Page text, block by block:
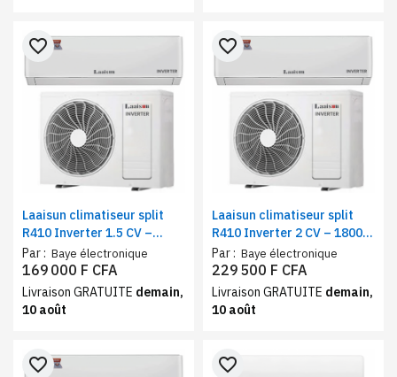
Laaisun climatiseur split
R410 Inverter 1.5 CV –
12000 BTU, Blanc – A+++
Par : Baye électronique
favorite_border
169 000 F CFA
Livraison GRATUITE demain,
10 août
Laaisun climatiseur split
R410 Inverter 2 CV – 18000
BTU, Blanc – A+++
Par : Baye électronique
favorite_border
229 500 F CFA
Livraison GRATUITE demain,
10 août
favorite_border favorite_border